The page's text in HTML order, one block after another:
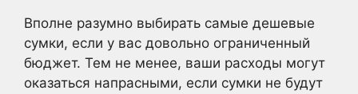
Вполне разумно выбирать самые дешевые
сумки, если у вас довольно ограниченный
бюджет. Тем не менее, ваши расходы могут
оказаться напрасными, если сумки не будут